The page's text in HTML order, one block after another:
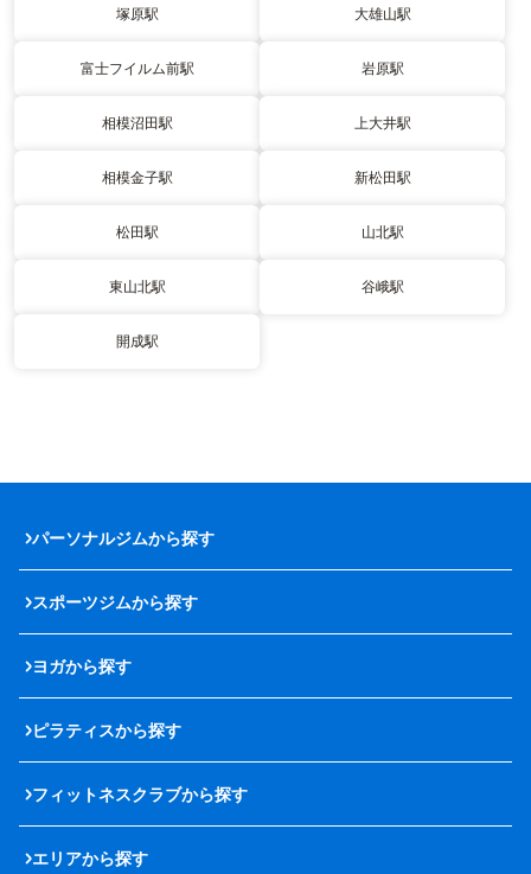
塚原駅 大雄山駅
富士フイルム前駅 岩原駅
相模沼田駅 上大井駅
相模金子駅 新松田駅
松田駅 山北駅
東山北駅 谷峨駅
開成駅
パーソナルジムから探す
スポーツジムから探す
ヨガから探す
ピラティスから探す
フィットネスクラブから探す
エリアから探す